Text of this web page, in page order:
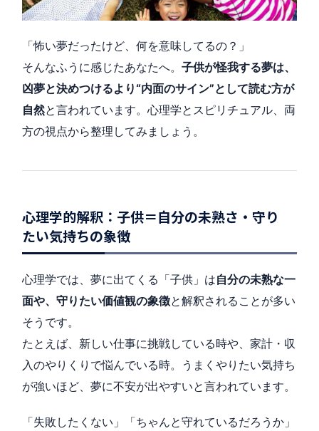
「怖い夢だったけど、何を意味してるの？」
そんなふうに感じたあなたへ。 子供が怪我する夢は、
凶夢と決めつけるより“内面のサイン”として読む方が
自然と言われています。心理学とスピリチュアル、両
方の視点から整理してみましょう。
心理学的解釈：子供＝自分の未熟さ・守り
たい気持ちの象徴
心理学では、夢に出てくる「子供」は自分の未熟な一
面や、守りたい価値観の象徴と解釈されることが多い
そうです。
たとえば、新しい仕事に挑戦している時や、家計・収
入のやりくりで悩んでいる時。うまくやりたい気持ち
が強いほど、夢に不安が出やすいと言われています。
「失敗したくない」「ちゃんと守れているだろうか」